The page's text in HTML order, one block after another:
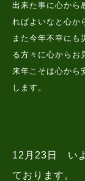
出来た事に心から
ればよいなと心か
また今年不幸にも
る方々に心からお
来年こそは心から
します
12月23日 い
ております。